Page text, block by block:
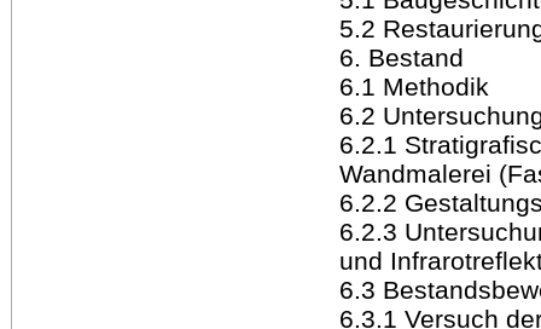
5.2
6. Bestand
6.1 Methodik
6.2
6.2.1
Wandmalerei
6.2.2
6.2.3
und
6.3
6.3.1 Versuch